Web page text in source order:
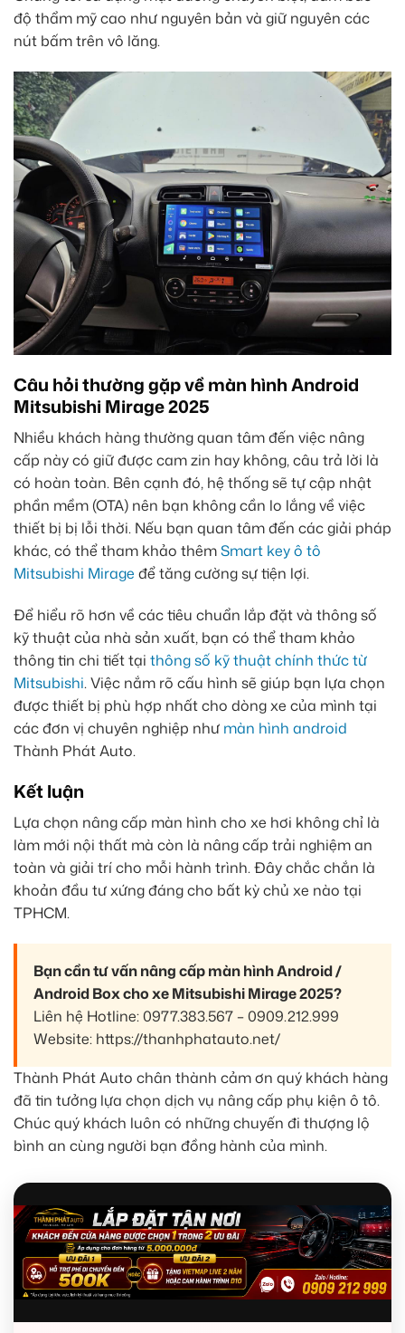
độ thẩm mỹ cao như nguyên bản và giữ nguyên các
nút bấm trên vô lăng.
Câu hỏi thường gặp về màn hình Android
Mitsubishi Mirage 2025
Nhiều khách hàng thường quan tâm đến việc nâng
cấp này có giữ được cam zin hay không, câu trả lời là
có hoàn toàn. Bên cạnh đó, hệ thống sẽ tự cập nhật
phần mềm (OTA) nên bạn không cần lo lắng về việc
thiết bị bị lỗi thời. Nếu bạn quan tâm đến các giải pháp
khác, có thể tham khảo thêmSmart key ô tô
Mitsubishi Mirage để tăng cường sự tiện lợi.
Để hiểu rõ hơn về các tiêu chuẩn lắp đặt và thông số
kỹ thuật của nhà sản xuất, bạn có thể tham khảo
thông tin chi tiết tại thông số kỹ thuật chính thức từ
Mitsubishi. Việc nắm rõ cấu hình sẽ giúp bạn lựa chọn
được thiết bị phù hợp nhất cho dòng xe của mình tại
các đơn vị chuyên nghiệp như màn hình android
Thành Phát Auto.
Kết luận
Lựa chọn nâng cấp màn hình cho xe hơi không chỉ là
làm mới nội thất mà còn là nâng cấp trải nghiệm an
toàn và giải trí cho mỗi hành trình. Đây chắc chắn là
khoản đầu tư xứng đáng cho bất kỳ chủ xe nào tại
TPHCM.
Bạn cần tư vấn nâng cấp màn hình Android /
Android Box cho xe Mitsubishi Mirage 2025?
Liên hệ Hotline: 0977.383.567 – 0909.212.999
Website: https://thanhphatauto.net/
Thành Phát Auto chân thành cảm ơn quý khách hàng
đã tin tưởng lựa chọn dịch vụ nâng cấp phụ kiện ô tô.
Chúc quý khách luôn có những chuyến đi thượng lộ
bình an cùng người bạn đồng hành của mình.